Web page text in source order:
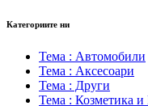
Категориите ни
Тема : Автомобили
Тема : Аксесоари
Тема : Други
Тема : Козметика